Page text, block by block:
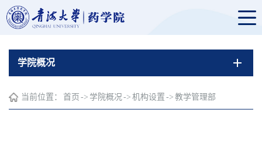
学院概况
当前位置： 首页 -> 学院概况-> 机构设置 -> 教学管理部